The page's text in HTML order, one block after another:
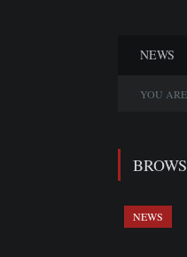
NEWS
YOU
NEWS